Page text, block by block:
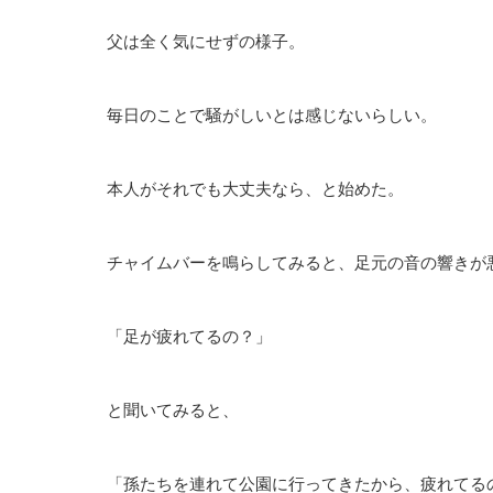
父は全く気にせずの様子。
毎日のことで騒がしいとは感じないらしい。
本人がそれでも大丈夫なら、と始めた。
チャイムバーを鳴らしてみると、足元の音の響きが
「足が疲れてるの？」
と聞いてみると、
「孫たちを連れて公園に行ってきたから、疲れてる